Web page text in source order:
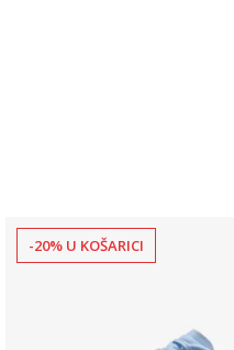
-20% U KOŠARICI